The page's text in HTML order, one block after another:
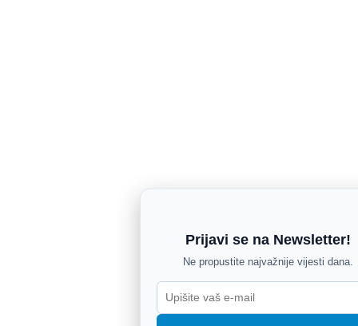
Prijavi se na Newsletter!
Ne propustite najvažnije vijesti dana.